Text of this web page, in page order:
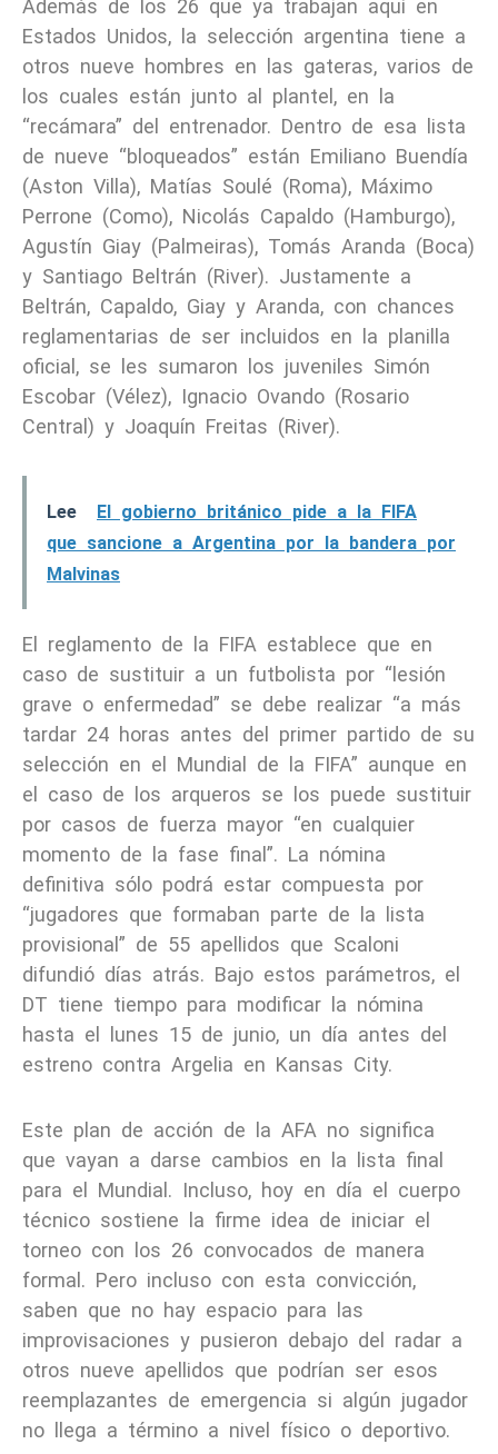
Además de los 26 que ya trabajan aquí en
Estados Unidos, la selección argentina tiene a
otros nueve hombres en las gateras, varios de
los cuales están junto al plantel, en la
“recámara” del entrenador. Dentro de esa lista
de nueve “bloqueados” están Emiliano Buendía
(Aston Villa), Matías Soulé (Roma), Máximo
Perrone (Como), Nicolás Capaldo (Hamburgo),
Agustín Giay (Palmeiras), Tomás Aranda (Boca)
y Santiago Beltrán (River). Justamente a
Beltrán, Capaldo, Giay y Aranda, con chances
reglamentarias de ser incluidos en la planilla
oficial, se les sumaron los juveniles Simón
Escobar (Vélez), Ignacio Ovando (Rosario
Central) y Joaquín Freitas (River).
Lee
El gobierno británico pide a la FIFA
que sancione a Argentina por la bandera por
Malvinas
El reglamento de la FIFA establece que en
caso de sustituir a un futbolista por “lesión
grave o enfermedad” se debe realizar “a más
tardar 24 horas antes del primer partido de su
selección en el Mundial de la FIFA” aunque en
el caso de los arqueros se los puede sustituir
por casos de fuerza mayor “en cualquier
momento de la fase final”. La nómina
definitiva sólo podrá estar compuesta por
“jugadores que formaban parte de la lista
provisional” de 55 apellidos que Scaloni
difundió días atrás. Bajo estos parámetros, el
DT tiene tiempo para modificar la nómina
hasta el lunes 15 de junio, un día antes del
estreno contra Argelia en Kansas City.
Este plan de acción de la AFA no significa
que vayan a darse cambios en la lista final
para el Mundial. Incluso, hoy en día el cuerpo
técnico sostiene la firme idea de iniciar el
torneo con los 26 convocados de manera
formal. Pero incluso con esta convicción,
saben que no hay espacio para las
improvisaciones y pusieron debajo del radar a
otros nueve apellidos que podrían ser esos
reemplazantes de emergencia si algún jugador
no llega a término a nivel físico o deportivo.